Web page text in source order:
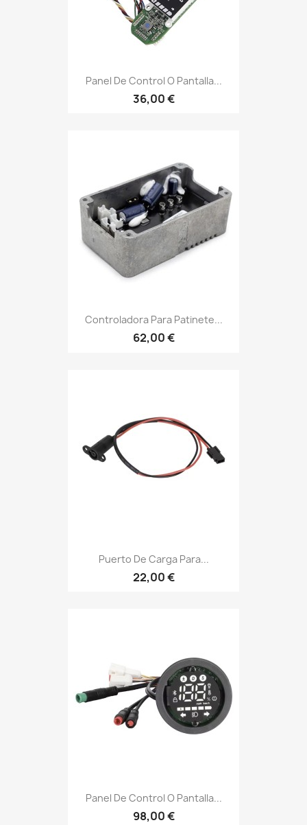
Panel De Control O Pantalla...
36,00 €
Controladora Para Patinete...
62,00 €
Puerto De Carga Para...
22,00 €
Panel De Control O Pantalla...
98,00 €